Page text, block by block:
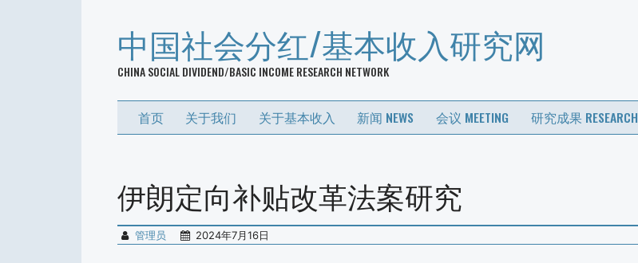
中国社会分红/基本收入研究网
CHINA SOCIAL DIVIDEND/BASIC INCOME RESEARCH NETWORK
首页 关于我们 关于基本收入 新闻 NEWS 会议 MEETING 研究成果 RESEARCH
伊朗定向补贴改革法案研究
管理员 2024年7月16日